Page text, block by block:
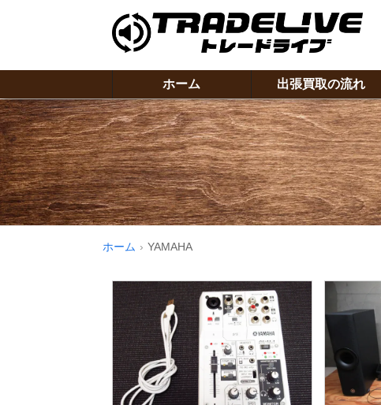
ホーム 出張買取の流れ
ホーム YAMAHA